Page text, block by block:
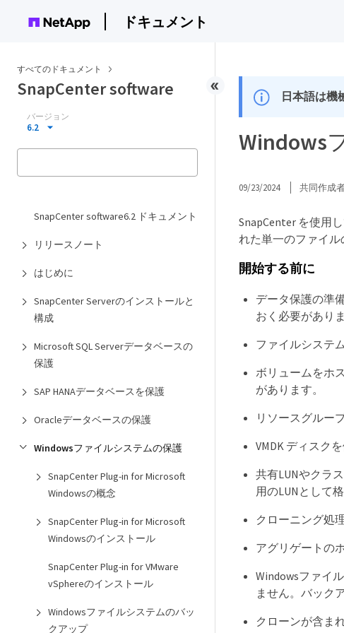
ドキュメント
すべてのドキュメント
SnapCenter software
バージョン
6.2
SnapCenter software6.2 ドキュメント
リリースノート
はじめに
SnapCenter Serverのインストールと
構成
Microsoft SQL Serverデータベースの
保護
SAP HANAデータベースを保護
Oracleデータベースの保護
Windowsファイルシステムの保護
SnapCenter Plug-in for Microsoft
Windowsの概念
SnapCenter Plug-in for Microsoft
Windowsのインストール
SnapCenter Plug-in for VMware
vSphereのインストール
Windowsファイルシステムのバッ
クアップ
日本語は機
Windows
09/23/2024 共同作成
SnapCenter を使用
れた単一のファイル
開始する前に
データ保護の準
おく必要がありま
ファイルシステ
ボリュームをホ
があります。
リソースグルー
VMDK ディスク
共有LUNやクラ
用のLUNとして
クローニング処
アグリゲートの
Windowsファイ
ません。バック
クローンが含ま